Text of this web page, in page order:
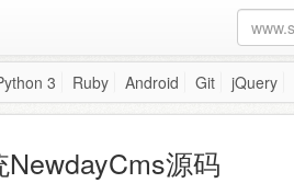
3 Ruby Android Git jQuery
源码